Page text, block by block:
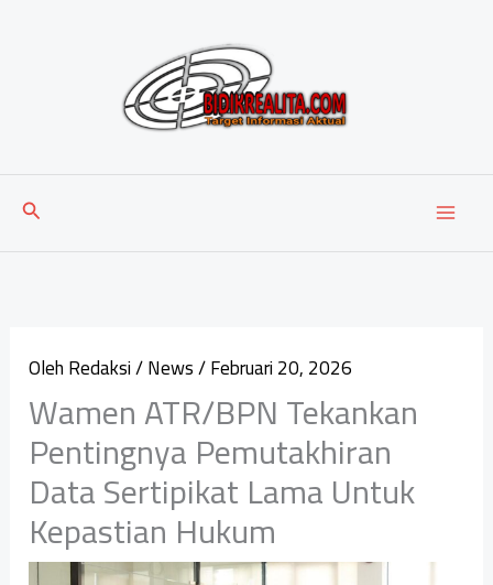
Cari
OlehRedaksi/News/Februari 20, 2026
Wamen ATR/BPN Tekankan
Pentingnya Pemutakhiran
Data Sertipikat Lama Untuk
Kepastian Hukum